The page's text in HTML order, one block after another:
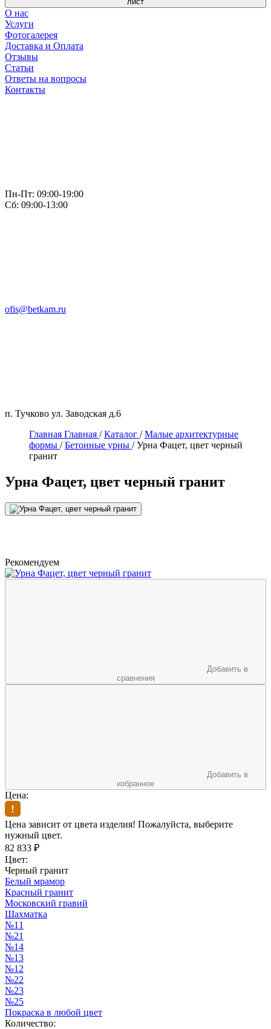
О нас
Услуги
Фотогалерея
Доставка и Оплата
Отзывы
Статьи
Ответы на вопросы
Контакты
Пн-Пт: 09:00-19:00
Сб: 09:00-13:00
ofis@betkam.ru
п. Тучково ул. Заводская д.6
Главная Главная / Каталог / Малые архитектурные
формы / Бетонные урны / Урна Фацет, цвет черный
гранит
Урна Фацет, цвет черный гранит
Рекомендуем
Добавить в
сравнения
Добавить в
избранное
Цена:
Цена зависит от цвета изделия! Пожалуйста, выберите
нужный цвет.
82 833 ₽
Цвет:
Черный гранит
Белый мрамор
Красный гранит
Московский гравий
Шахматка
№11
№21
№14
№13
№12
№22
№23
№25
Покраска в любой цвет
Количество: